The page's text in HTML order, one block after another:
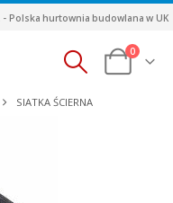
- Polska hurtownia budowlana w UK
0
SIATKA ŚCIERNA